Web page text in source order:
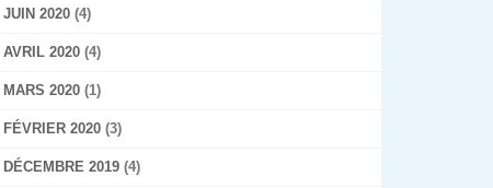
JUIN 2020 (4)
AVRIL 2020 (4)
MARS 2020 (1)
FÉVRIER 2020 (3)
DÉCEMBRE 2019 (4)